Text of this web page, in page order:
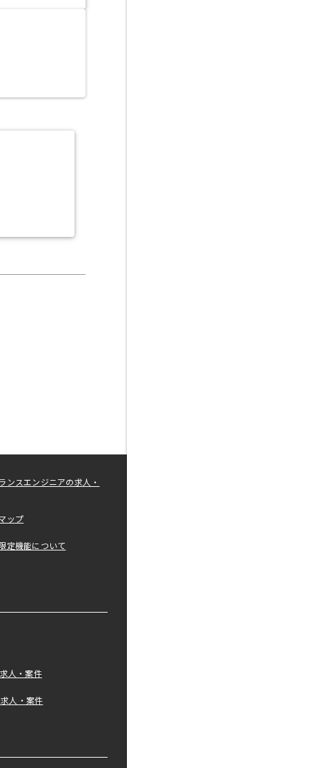
ンスエンジニアの求人・
ップ
定機能について
人・案件
人・案件